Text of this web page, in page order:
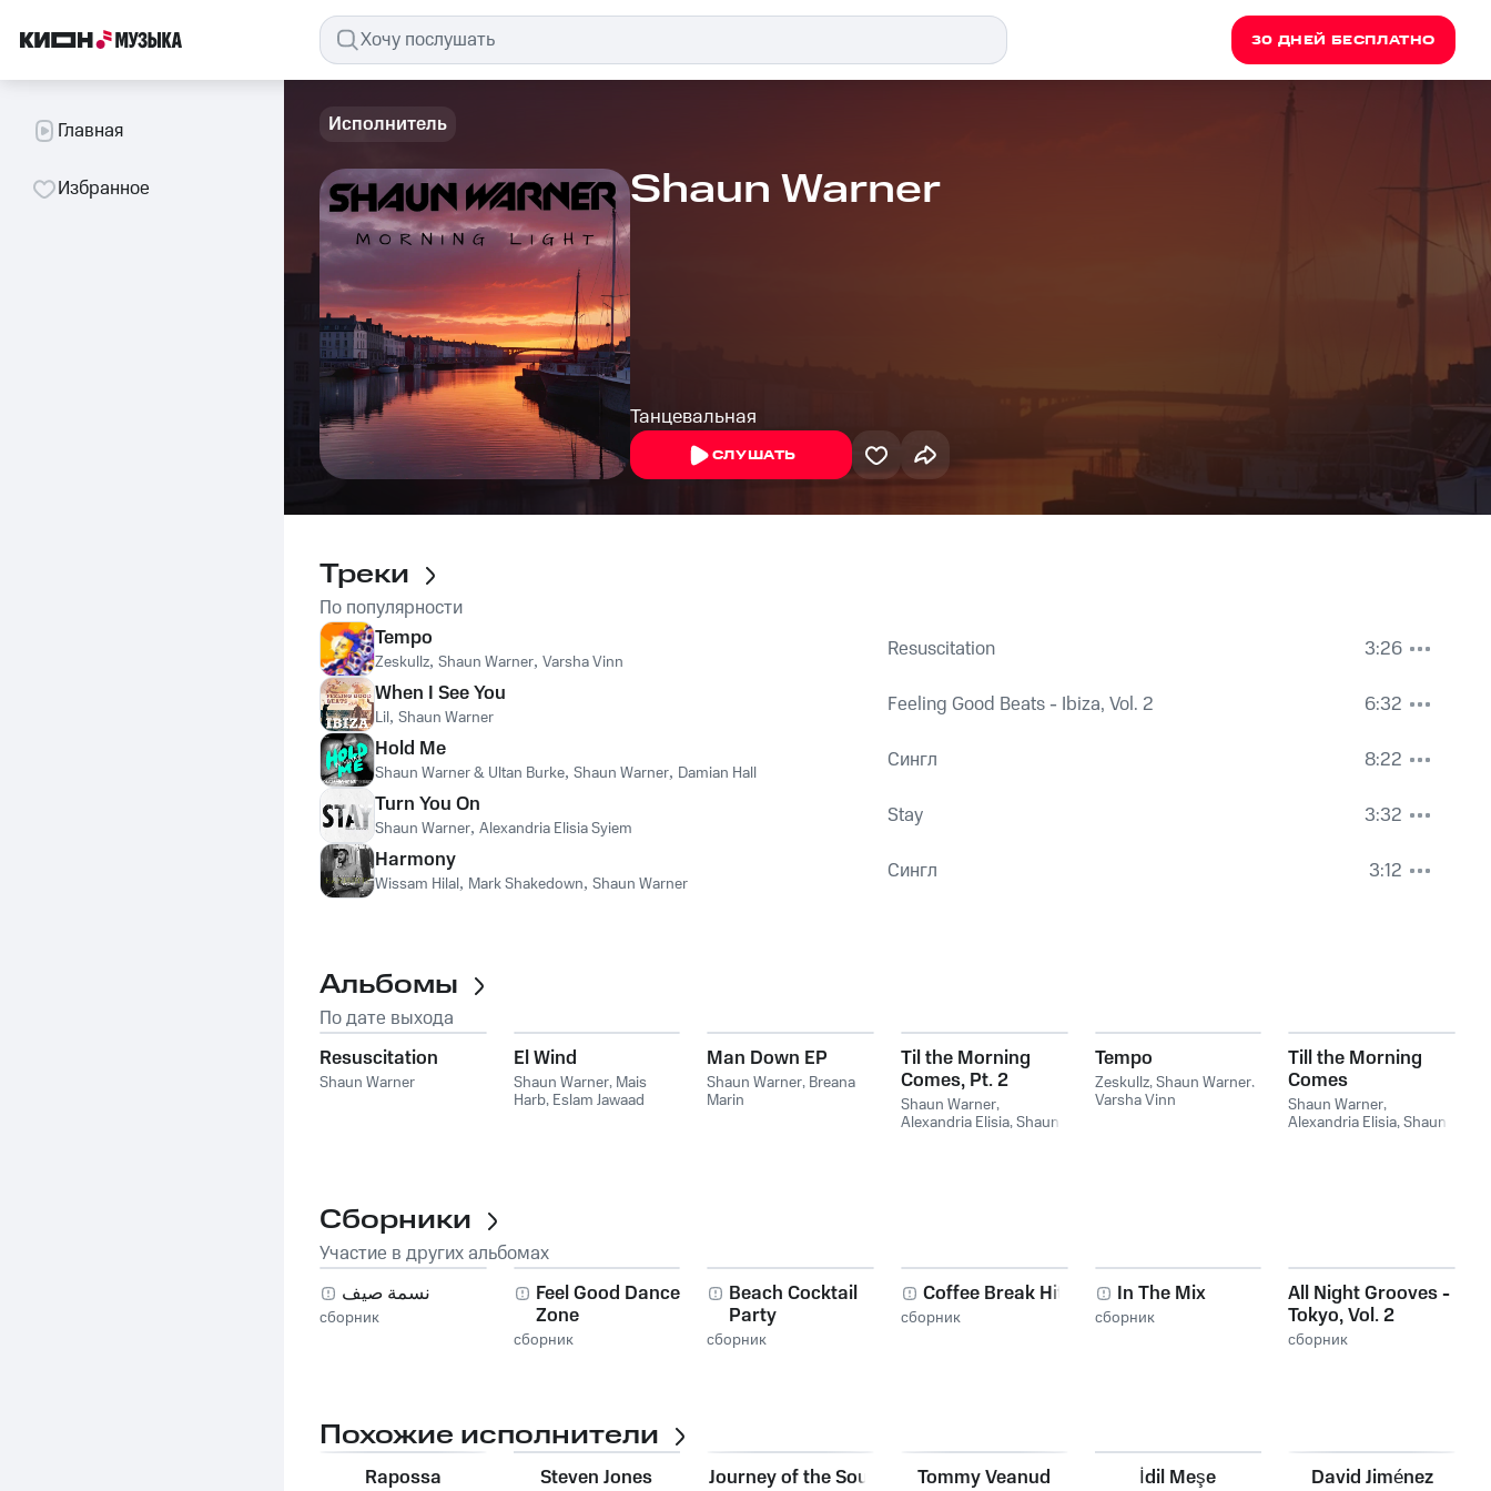
30 ДНЕЙ БЕСПЛАТНО
Главная
Избранное
Исполнитель
Shaun Warner
Танцевальная
СЛУШАТЬ
Треки
По популярности
Tempo
Zeskullz, Shaun Warner, Varsha Vinn Resuscitation
3:26
When I See You
Lil, Shaun Warner Feeling Good Beats - Ibiza, Vol. 2
6:32
Hold Me
Shaun Warner & Ultan Burke, Shaun Warner, Damian Hall Сингл
8:22
Turn You On
Shaun Warner, Alexandria Elisia Syiem Stay
3:32
Harmony
Wissam Hilal, Mark Shakedown, Shaun Warner Сингл 3:12
Альбомы
По дате выхода
Resuscitation
Shaun Warner
El Wind
Shaun Warner, Mais
Harb, Eslam Jawaad
Man Down EP
Shaun Warner, Breana
Marin
Til the Morning
Comes, Pt. 2
Shaun Warner,
Alexandria Elisia,Shaun
Tempo
Zeskullz,Shaun Warner,
Varsha Vinn
Till the Morning
Comes
Shaun Warner,
Alexandria Elisia,Shaun
Сборники
Участие в других альбомах
نسمة صيف
сборник
Feel Good Dance
Zone
сборник
Beach Cocktail
Party
сборник
Coffee Break Hits
сборник
In The Mix
сборник
All Night Grooves -
Tokyo, Vol. 2
сборник
Похожие исполнители
Rapossa Steven Jones Journey of the Soul Tommy Veanud İdil Meşe David Jiménez